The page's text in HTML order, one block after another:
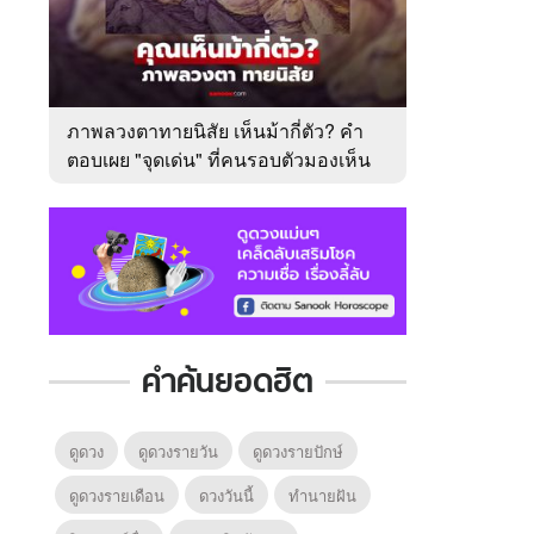
ภาพลวงตาทายนิสัย เห็นม้ากี่ตัว? คำ
ตอบเผย "จุดเด่น" ที่คนรอบตัวมองเห็น
คำค้นยอดฮิต
ดูดวง ดูดวงรายวัน
ดูดวงรายปักษ์
ดูดวงรายเดือน
ดวงวันนี้
ทํานายฝัน